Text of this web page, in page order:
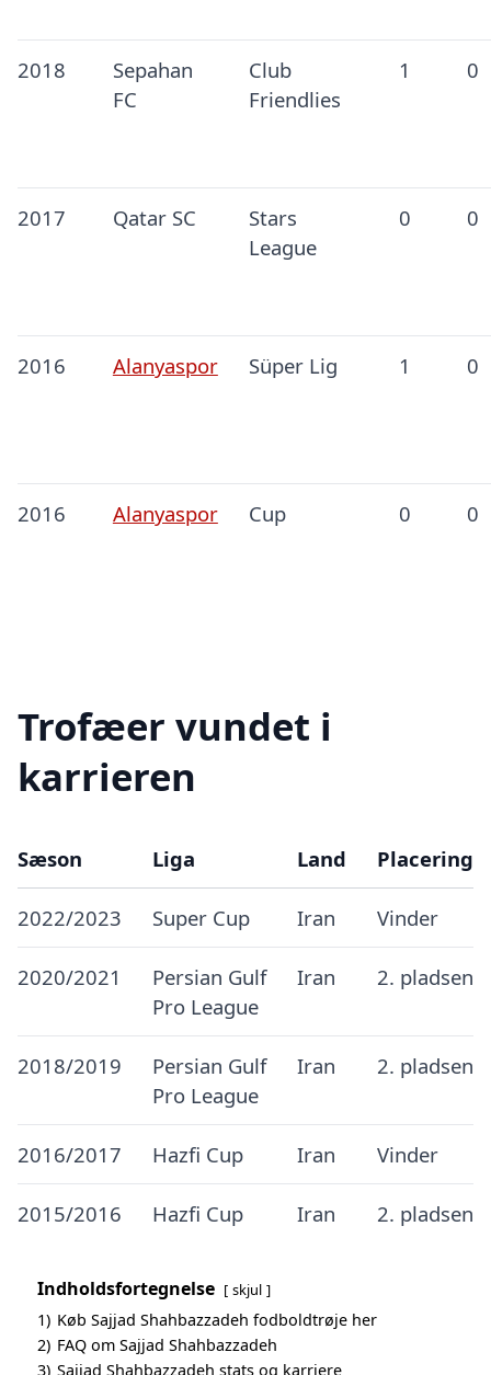
2018
Sepahan
FC
Club
Friendlies
1 0
2017 Qatar SC
Stars
League
0 0
2016 Alanyaspor Süper Lig 1 0
2016 Alanyaspor Cup 0 0
Trofæer vundet i
karrieren
Sæson Liga Land Placering
2022/2023 Super Cup Iran Vinder
2020/2021
Persian Gulf
Pro League
Iran 2. pladsen
2018/2019
Persian Gulf
Pro League
Iran 2. pladsen
2016/2017 Hazfi Cup Iran Vinder
2015/2016 Hazfi Cup Iran 2. pladsen
Indholdsfortegnelse skjul
1) Køb Sajjad Shahbazzadeh fodboldtrøje her
2) FAQ om Sajjad Shahbazzadeh
3) Sajjad Shahbazzadeh stats og karriere